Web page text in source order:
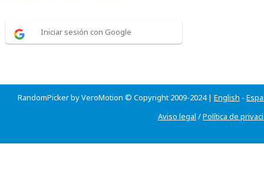
Iniciar sesión con Google
RandomPicker by VeroMotion © Copyright 2009-2024 | English -
Aviso legal /Política de